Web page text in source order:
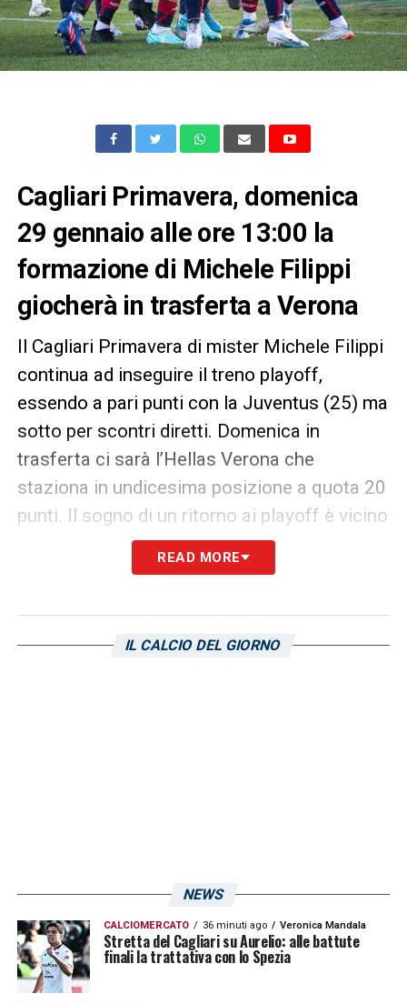
Cagliari Primavera, domenica
29 gennaio alle ore 13:00 la
formazione di Michele Filippi
giocherà in trasferta a Verona
Il Cagliari Primavera di mister Michele Filippi
continua ad inseguire il treno playoff,
essendo a pari punti con la Juventus (25) ma
sotto per scontri diretti. Domenica in
trasferta ci sarà l’Hellas Verona che
staziona in undicesima posizione a quota 20
punti. Il sogno di un ritorno ai playoff è vicino
e il Cagliari vuole crederci anche quest’anno.
READ MORE
IL CALCIO DEL GIORNO
NEWS
CALCIOMERCATO 36 minuti ago Veronica Mandala
Stretta del Cagliari su Aurelio: alle battute
finali la trattativa con lo Spezia